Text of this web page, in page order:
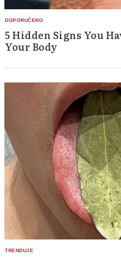
5 Hidden Signs You
Your Body